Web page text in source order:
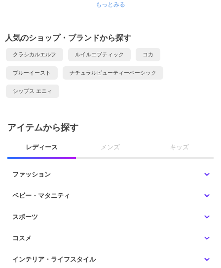
もっとみる
人気のショップ・ブランドから探す
クラシカルエルフ ルイルエブティック コカ
ブルーイースト ナチュラルビューティーベーシック
シップス エニィ
アイテムから探す
レディース メンズ キッズ
ファッション
ベビー・マタニティ
スポーツ
コスメ
インテリア・ライフスタイル